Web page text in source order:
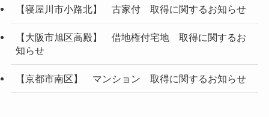
【寝屋川市小路北】 古家付 取得に関するお知らせ
【大阪市旭区高殿】 借地権付宅地 取得に関するお
知らせ
【京都市南区】 マンション 取得に関するお知らせ